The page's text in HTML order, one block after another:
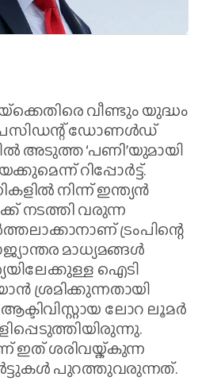
വീണ്ടും യുദ്ധം
പ്രസിഡന്റ് ഡോണൾഡ്
അടുത്ത ‘പണി’യുമായി
റിപ്പോർട്ട്.
നിന്ന് ഇന്ത്യൻ
നടത്തി വരുന്ന
ട്രംപിന്റെ
മാധ്യമങ്ങൾ
ഐടി
ശ്രമിക്കുന്നതായി
ലോറ ലൂമർ
ഇത് ശരിവയ്ക്കുന്ന
പുറത്തുവരുന്നത്.